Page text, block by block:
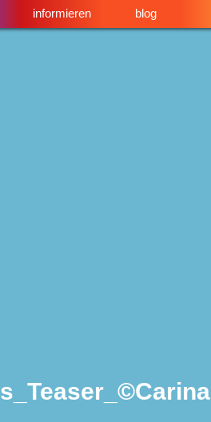
informieren blog